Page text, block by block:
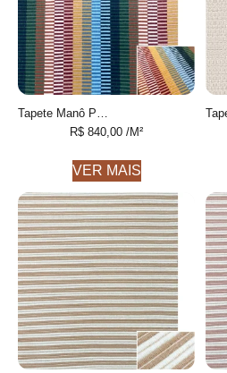
R$ 840,00 /M²
VER MAIS